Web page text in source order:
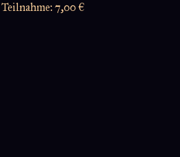
Teilnahme: 7,00 €